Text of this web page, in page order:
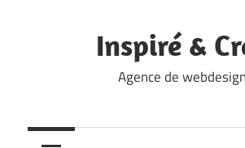
Inspiré &
Agence de webdesign